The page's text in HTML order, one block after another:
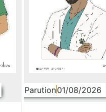
Parution01/08/2026